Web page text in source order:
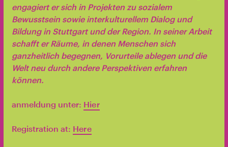
engagiert er sich in Projekten zu sozialem
Bewusstsein sowie interkulturellem Dialog und
Bildung in Stuttgart und der Region. In seiner Arbeit
schafft er Räume, in denen Menschen sich
ganzheitlich begegnen, Vorurteile ablegen und die
Welt neu durch andere Perspektiven erfahren
können.
anmeldung unter: Hier
Registration at: Here